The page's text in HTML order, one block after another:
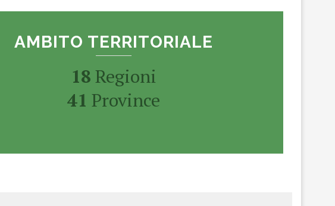
AMBITO TERRITORIALE
18 Regioni
41 Province